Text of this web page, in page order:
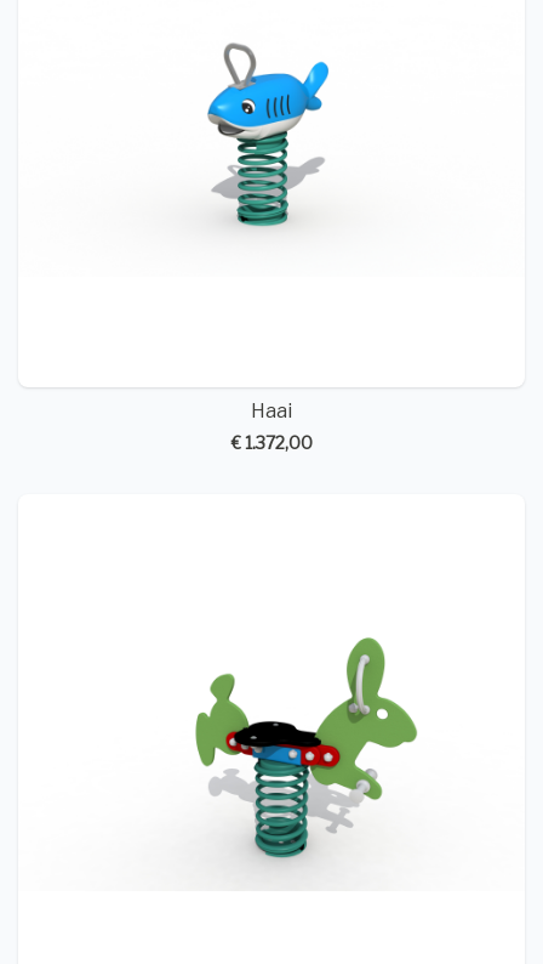
Haai
€ 1.372,00